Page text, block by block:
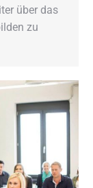
über das
zu